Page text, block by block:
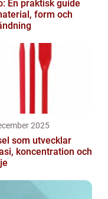
En praktisk guide
form och
2025
som utvecklar
koncentration och